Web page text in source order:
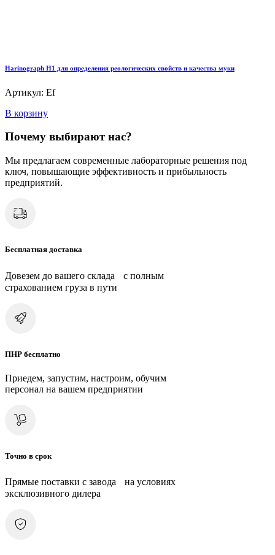
Harinograph Н1 для определения реологических свойств и качества муки
Артикул: Ef
В корзину
Почему выбирают нас?
Мы предлагаем современные лабораторные решения под
ключ, повышающие эффективность и прибыльность
предприятий.
Бесплатная доставка
Довезем до вашего склада с полным
страхованием груза в пути
ПНР бесплатно
Приедем, запустим, настроим, обучим
персонал на вашем предприятии
Точно в срок
Прямые поставки с завода на условиях
эксклюзивного дилера